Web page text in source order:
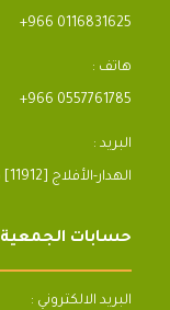
+966 0116831625
هاتف :
+966 0557761785
البريد :
[328]الهدار-الأفلاج [11912] ص.ب
حسابات الجمعية
البريد الالكتروني :